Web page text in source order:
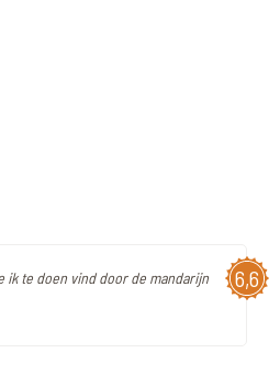
6,6
ik te doen vind door de mandarijn